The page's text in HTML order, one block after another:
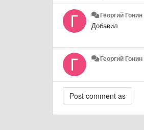
Георгий Гонин
Добавил
Георгий Гонин